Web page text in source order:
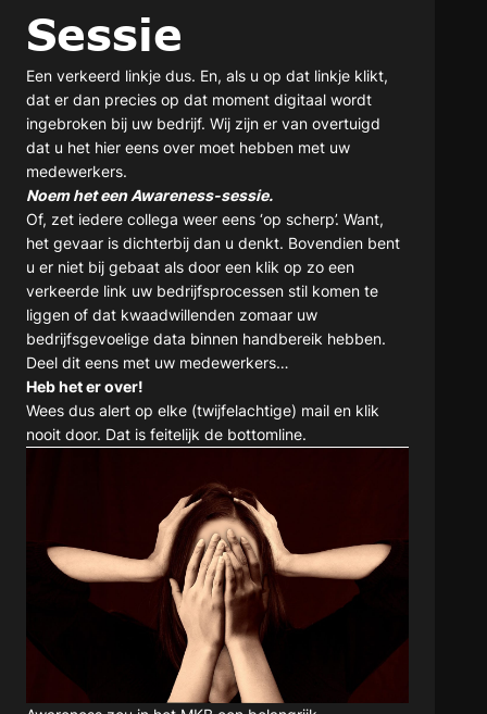
Sessie
Een verkeerd linkje dus. En, als u op dat linkje klikt,
dat er dan precies op dat moment digitaal wordt
ingebroken bij uw bedrijf. Wij zijn er van overtuigd
dat u het hier eens over moet hebben met uw
medewerkers.
Noem het een Awareness-sessie.
Of, zet iedere collega weer eens ‘op scherp’. Want,
het gevaar is dichterbij dan u denkt. Bovendien bent
u er niet bij gebaat als door een klik op zo een
verkeerde link uw bedrijfsprocessen stil komen te
liggen of dat kwaadwillenden zomaar uw
bedrijfsgevoelige data binnen handbereik hebben.
Deel dit eens met uw medewerkers…
Heb het er over!
Wees dus alert op elke (twijfelachtige) mail en klik
nooit door. Dat is feitelijk de bottomline.